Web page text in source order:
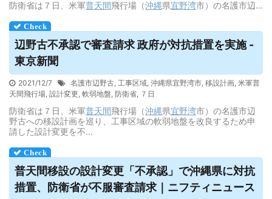
防衛省は７日、米軍普天間飛行場（沖縄県宜野湾市）の名護市辺…
辺野古不承認で審査請求 政府が対抗措置を実施 -
東京新聞
2021/12/7 名護市辺野古, 工事区域, 沖縄県宜野湾市, 移設計画, 米軍普
天間飛行場, 設計変更, 軟弱地盤, 防衛省, ７日
防衛省は７日、米軍普天間飛行場（沖縄県宜野湾市）の名護市辺
野古への移設計画を巡り、工事区域の軟弱地盤を改良するため申
請した設計変更を不...
普天間移設の設計変更「不承認」で沖縄県に対抗
措置、防衛省が不服審査請求｜ニフティニュース